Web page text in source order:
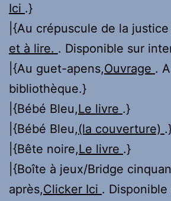
Ici .}
|{Au crépuscule de la
et à lire. . Disponible sur
|{Au guet-apens,Ouvrage .
bibliothèque.}
|{Bébé Bleu,Le livre .}
|{Bébé Bleu,(la couverture)
|{Bête noire,Le livre .}
|{Boîte à jeux/Bridge
après,Clicker Ici .